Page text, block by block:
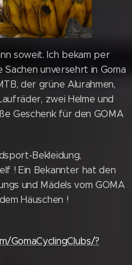
soweit. Ich bekam per
Sachen unversehrt in Goma
der grüne Alurahmen,
zwei Helme und
Geschenk für den GOMA
Bekleidung,
! Ein Bekannter hat den
und Mädels vom GOMA
Häuschen !
GomaCyclingClubs/?